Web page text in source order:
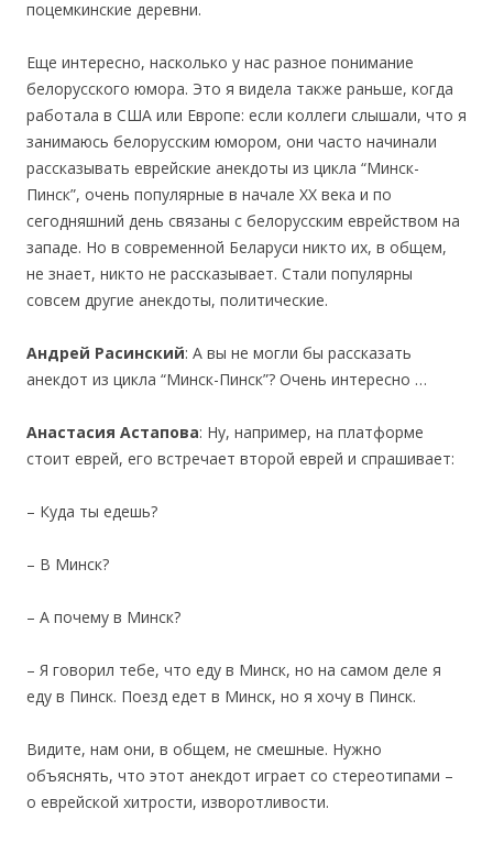
поцемкинские деревни.
Еще интересно, насколько у нас разное понимание
белорусского юмора. Это я видела также раньше, когда
работала в США или Европе: если коллеги слышали, что я
занимаюсь белорусским юмором, они часто начинали
рассказывать еврейские анекдоты из цикла “Минск-
Пинск”, очень популярные в начале ХХ века и по
сегодняшний день связаны с белорусским еврейством на
западе. Но в современной Беларуси никто их, в общем,
не знает, никто не рассказывает. Стали популярны
совсем другие анекдоты, политические.
Андрей Расинский: А вы не могли бы рассказать
анекдот из цикла “Минск-Пинск”? Очень интересно …
Анастасия Астапова: Ну, например, на платформе
стоит еврей, его встречает второй еврей и спрашивает:
– Куда ты едешь?
– В Минск?
– А почему в Минск?
– Я говорил тебе, что еду в Минск, но на самом деле я
еду в Пинск. Поезд едет в Минск, но я хочу в Пинск.
Видите, нам они, в общем, не смешные. Нужно
объяснять, что этот анекдот играет со стереотипами –
о еврейской хитрости, изворотливости.